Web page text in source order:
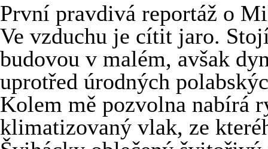
První pravdivá reportáž o
Ve vzduchu je cítit jaro.
budovou v malém, avšak
uprotřed úrodných
Kolem mě pozvolna nabírá
klimatizovaný vlak, ze